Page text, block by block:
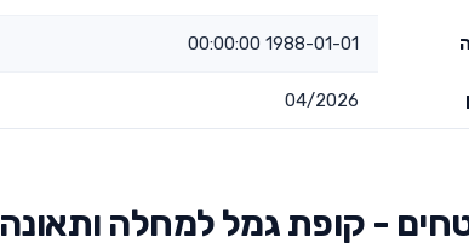
1988-01-01 00:00:00
04/2026
- קופת גמל למחלה ותאונה